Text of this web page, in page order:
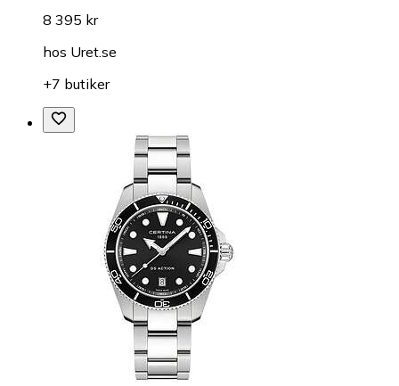
8 395 kr
hos Uret.se
+7 butiker